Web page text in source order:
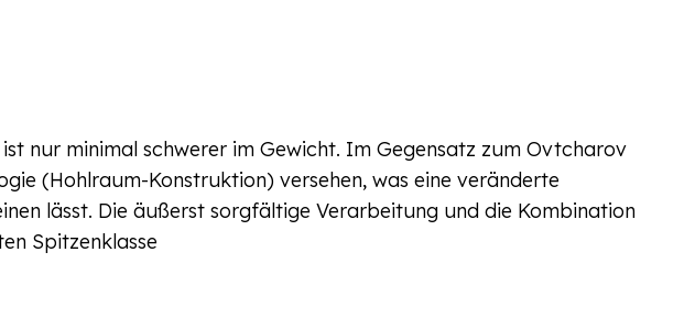
nur minimal schwerer im Gewicht. Im Gegensatz zum Ovtcharov
(Hohlraum-Konstruktion) versehen, was eine veränderte
lässt. Die äußerst sorgfältige Verarbeitung und die Kombination
Spitzenklasse